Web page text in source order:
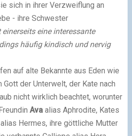
sich in ihrer Verzweiflung an
- ihre Schwester
einerseits eine interessante
häufig kindisch und nervig
auf alte Bekannte aus Eden wie
Gott der Unterwelt, der Kate nach
nicht wirklich beachtet, worunter
Avaalias Aphrodite, Kates
Hermes, ihre göttliche Mutter